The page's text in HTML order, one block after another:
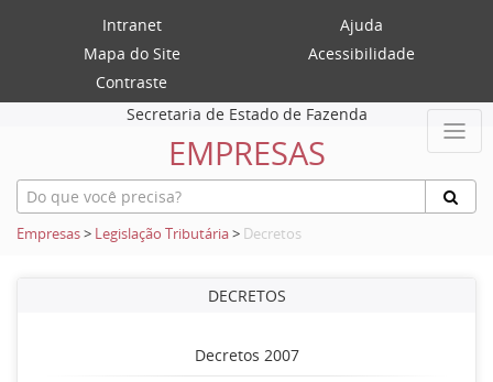
Intranet
Ajuda
Mapa do Site
Acessibilidade
Contraste
Secretaria de Estado de Fazenda
EMPRESAS
Empresas> Legislação Tributária> Decretos
DECRETOS
Decretos 2007